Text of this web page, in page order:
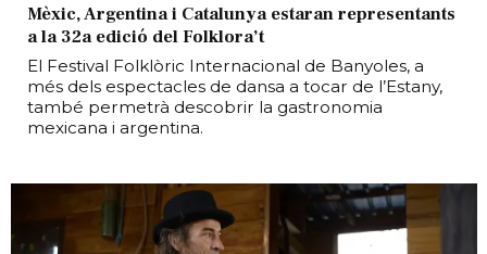
Mèxic, Argentina i Catalunya estaran representants
a la 32a edició del Folklora’t
El Festival Folklòric Internacional de Banyoles, a
més dels espectacles de dansa a tocar de l’Estany,
també permetrà descobrir la gastronomia
mexicana i argentina.